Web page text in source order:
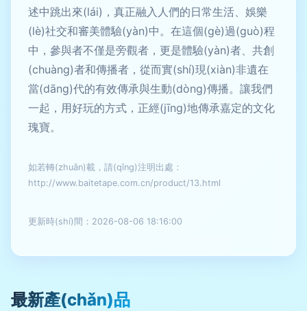
述中跳出來(lái)，真正融入人們的日常生活、娛樂
(lè)社交和審美體驗(yàn)中。在這個(gè)過(guò)程
中，參與者不僅是旁觀者，更是體驗(yàn)者、共創
(chuàng)者和傳播者，從而實(shí)現(xiàn)非遺在
當(dāng)代的有效傳承與生動(dòng)傳播。讓我們
一起，用好玩的方式，正經(jīng)地傳承嘉定的文化
瑰寶。
如若轉(zhuǎn)載，請(qǐng)注明出處：
http://www.baitetape.com.cn/product/13.html
更新時(shí)間：2026-08-06 18:16:00
最新產(chǎn)品